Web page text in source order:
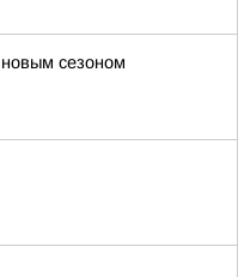
сезоном